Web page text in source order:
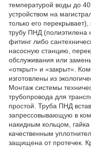
температурой воды до
устройством на
только его
трубу ПНД (полиэтилена
фитинг либо
насосную станцию,
обслуживания или
«открыт» и «закрыт».
изготовлены из
Монтаж системы
трубопровода для
простой. Труба ПНД
запрессовывающую в
накидным кольцом, гайка
качественным
защищена от протечек.